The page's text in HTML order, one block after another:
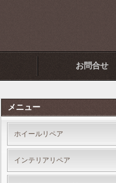
お問合せ
メニュー
ホイールリペア
インテリアリペア